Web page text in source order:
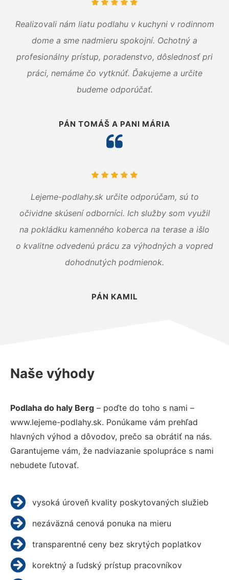
Realizovali nám liatu podlahu v kuchyni v rodinnom
dome a sme nadmieru spokojní. Ochotný a
profesionálny prístup, poradenstvo, dôslednosť pri
práci, nemáme čo vytknúť. Ďakujeme a určite
budeme odporúčať.
PÁN TOMÁŠ A PANI MÁRIA
Lejeme-podlahy.sk určite odporúčam, sú to
očividne skúsení odborníci. Ich služby som využil
na pokládku kamenného koberca na terase a išlo
o kvalitne odvedenú prácu za výhodných a vopred
dohodnutých podmienok.
PÁN KAMIL
Naše výhody
Podlaha do haly Berg – poďte do toho s nami –
www.lejeme-podlahy.sk. Ponúkame vám prehľad
hlavných výhod a dôvodov, prečo sa obrátiť na nás.
Garantujeme vám, že nadviazanie spolupráce s nami
nebudete ľutovať.
vysoká úroveň kvality poskytovaných služieb
nezáväzná cenová ponuka na mieru
transparentné ceny bez skrytých poplatkov
korektný a ľudský prístup pracovníkov